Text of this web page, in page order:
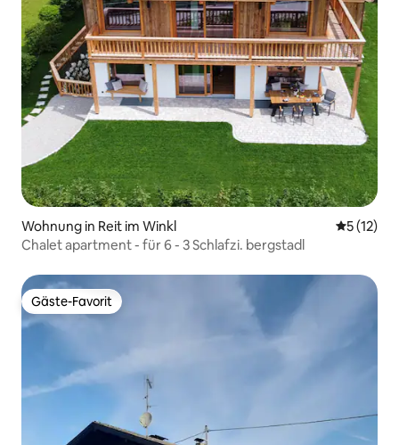
Wohnung in Reit im Winkl
5 (12)
Chalet apartment - für 6 - 3 Schlafzi. bergstadl
Gäste-Favorit
Gäste-Favorit